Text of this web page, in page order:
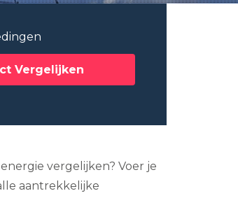
Vergelijken
vergelijken? Voer je
aantrekkelijke